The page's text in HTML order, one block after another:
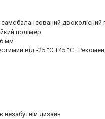
двоколісний
полімер
мм
від -25 °C +45 °C .
незабутній дизайн